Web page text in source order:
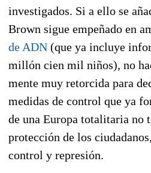
investigados. Si a ello se
Brown sigue empeñado en
de ADN (que ya incluye
millón cien mil niños), no
mente muy retorcida para
medidas de control que ya
de una Europa totalitaria no
protección de los
control y represión.